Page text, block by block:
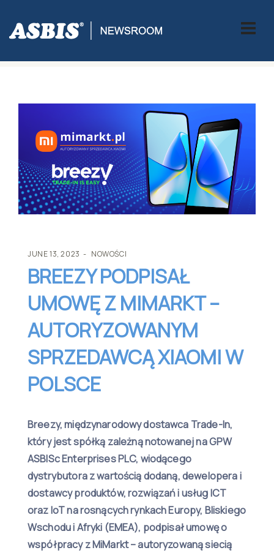
ASBIS>NOWOŚCI
> BREEZY PODPISAŁ UMOWĘ Z MIMARKT –
AUTORYZOWANYM SPRZEDAWCĄ XIAOMI W POLSCE
JUNE 13, 2023 NOWOŚCI
BREEZY PODPISAŁ
UMOWĘ Z MIMARKT –
AUTORYZOWANYM
SPRZEDAWCĄ XIAOMI W
POLSCE
Breezy, międzynarodowy dostawca Trade-In,
który jest spółką zależną notowanej na GPW
ASBISc Enterprises PLC, wiodącego
dystrybutora z wartością dodaną, dewelopera i
dostawcy produktów, rozwiązań i usług ICT
oraz IoT na rosnących rynkach Europy, Bliskiego
Wschodu i Afryki (EMEA), podpisał umowę o
współpracy z MiMarkt – autoryzowaną siecią